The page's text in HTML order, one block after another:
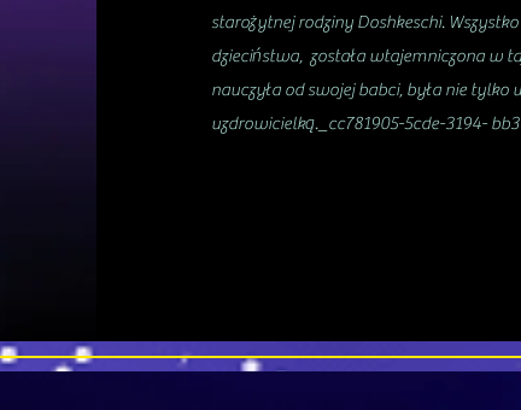
starożytnej rodziny Doshkeschi. Wszystko
dzieciństwa, została wtajemniczona w
nauczyła od swojej babci, była nie tylko
uzdrowicielką._cc781905-5cde-3194-